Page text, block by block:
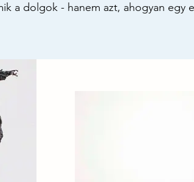
a dolgok - hanem azt, ahogyan
az élet néha “érződik”.
és rácsodálkozást ragad
a jelenlét." - Noble Art Nexus